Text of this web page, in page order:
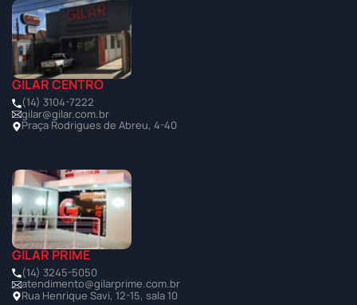
GILAR CENTRO
(14) 3104-7222
gilar@gilar.com.br
Praça Rodrigues de Abreu, 4-40
GILAR PRIME
(14) 3245-5050
atendimento@gilarprime.com.br
Rua Henrique Savi, 12-15, sala 10